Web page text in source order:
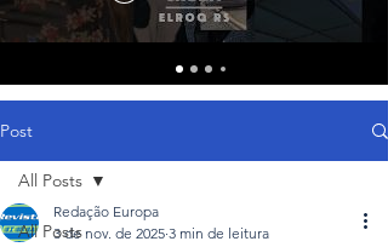
Post
All Posts
All Posts
Redação Europa
3 de nov. de 2025 3 min de leitura